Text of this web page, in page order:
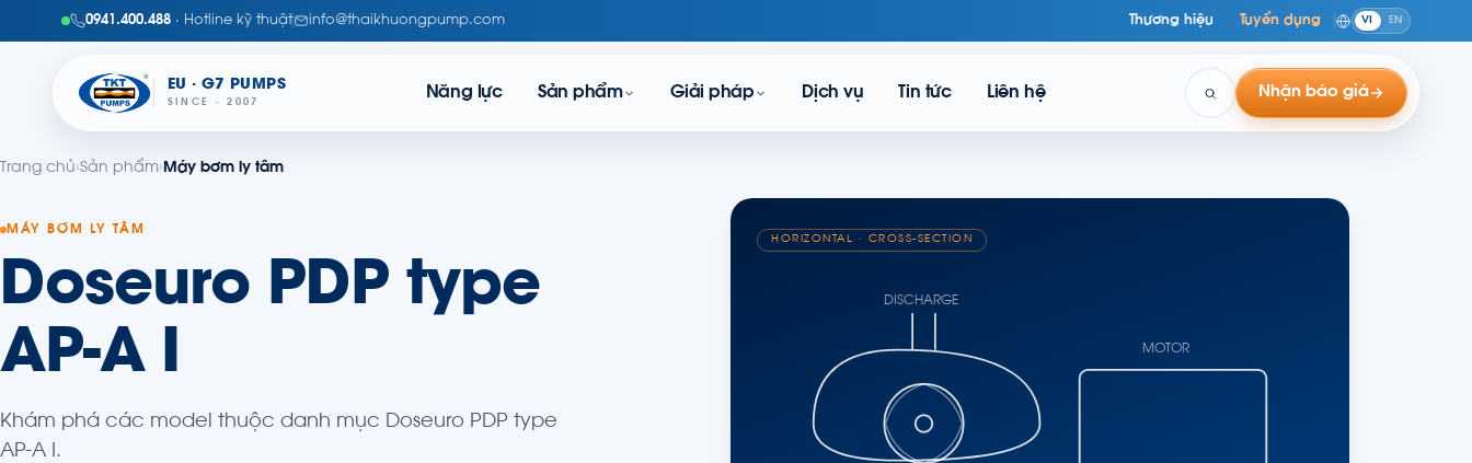
0941.400.488 · Hotline kỹ thuật info@thaikhuongpump.com Thương hiệu Tuyển dụng VI EN
EU · G7 PUMPS
SINCE · 2007
Năng lực Sản phẩm Giải pháp Dịch vụ Tin tức Liên hệ Nhận báo giá
Trang chủ›Sản phẩm›Máy bơm ly tâm
MÁY BƠM LY TÂM
Doseuro PDP type
AP-A I
Khám phá các model thuộc danh mục Doseuro PDP type
AP-A I.
HORIZONTAL · CROSS-SECTION
DISCHARGE
MOTOR